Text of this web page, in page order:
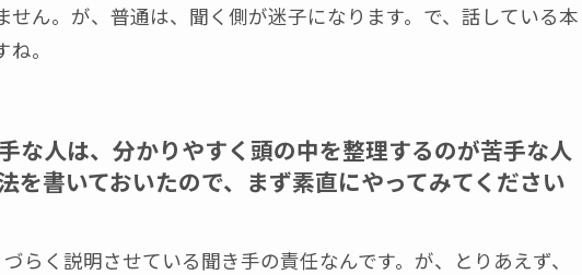
せん。が、普通は、聞く側が迷子になります。で、話している本
。
な人は、分かりやすく頭の中を整理するのが苦手な人
を書いておいたので、まず素直にやってみてください
らく説明させている聞き手の責任なんです。が、とりあえず、